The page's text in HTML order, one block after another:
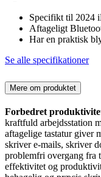
Specifikt til 2024
Aftageligt
Har en praktisk
Se alle specifikationer
Mere om produktet
Forbedret
kraftfuld arbejdsstation
aftagelige tastatur giver
skriver e-mails, skriver
problemfri overgang fra
effektivitet og